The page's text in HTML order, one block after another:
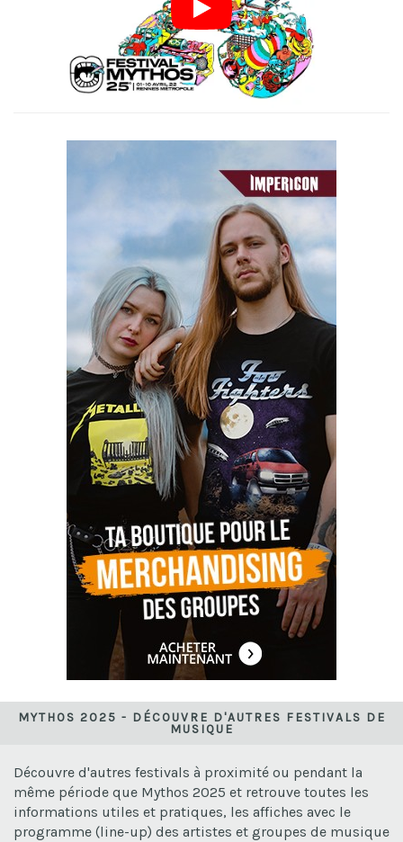
MYTHOS 2025 - DÉCOUVRE D'AUTRES FESTIVALS DE
MUSIQUE
Découvre d'autres festivals à proximité ou pendant la
même période que Mythos 2025 et retrouve toutes les
informations utiles et pratiques, les affiches avec le
programme (line-up) des artistes et groupes de musique